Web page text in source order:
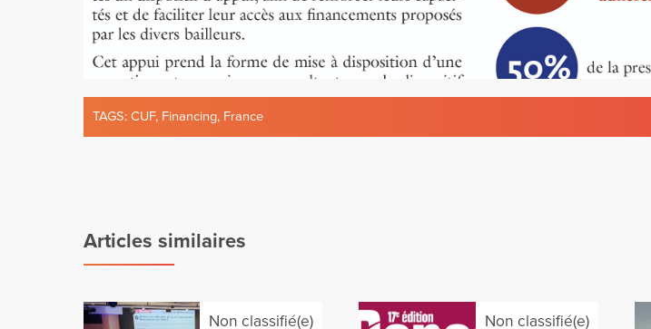
TAGS: CUF, Financing, France
Articles similaires
Non classifié(e) Non classifié(e)